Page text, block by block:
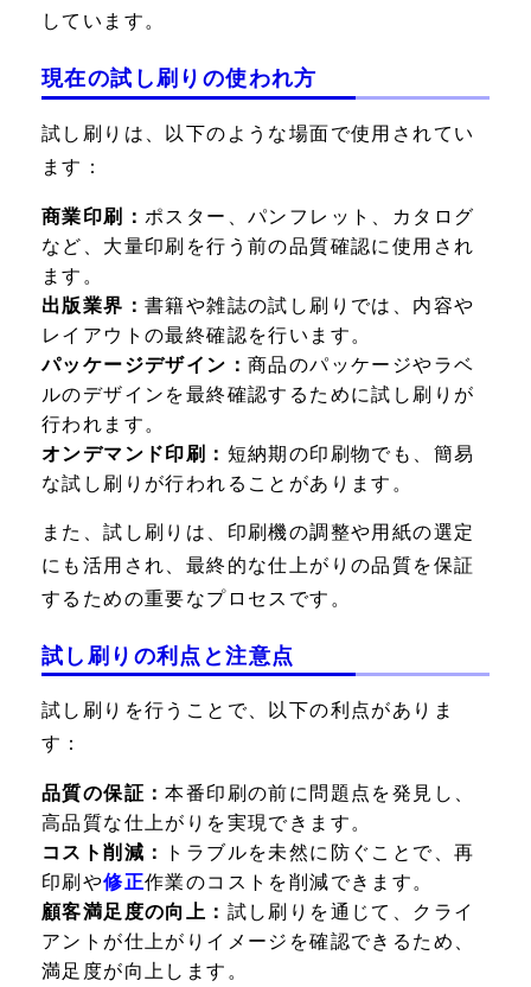
しています。
現在の試し刷りの使われ方
試し刷りは、以下のような場面で使用されてい
ます：
商業印刷： ポスター、パンフレット、カタログ
など、大量印刷を行う前の品質確認に使用され
ます。
出版業界： 書籍や雑誌の試し刷りでは、内容や
レイアウトの最終確認を行います。
パッケージデザイン： 商品のパッケージやラベ
ルのデザインを最終確認するために試し刷りが
行われます。
オンデマンド印刷： 短納期の印刷物でも、簡易
な試し刷りが行われることがあります。
また、試し刷りは、印刷機の調整や用紙の選定
にも活用され、最終的な仕上がりの品質を保証
するための重要なプロセスです。
試し刷りの利点と注意点
試し刷りを行うことで、以下の利点がありま
す：
品質の保証：本番印刷の前に問題点を発見し、
高品質な仕上がりを実現できます。
コスト削減：
トラブルを未然に防ぐことで、再
印刷や修正作業のコストを削減できます。
顧客満足度の向上： 試し刷りを通じて、クライ
アントが仕上がりイメージを確認できるため、
満足度が向上します。